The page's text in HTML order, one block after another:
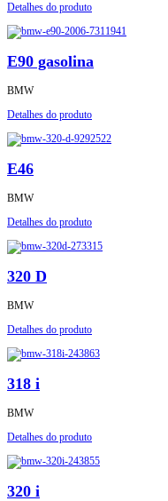
Detalhes do produto
E90 gasolina
BMW
Detalhes do produto
E46
BMW
Detalhes do produto
320 D
BMW
Detalhes do produto
318 i
BMW
Detalhes do produto
320 i